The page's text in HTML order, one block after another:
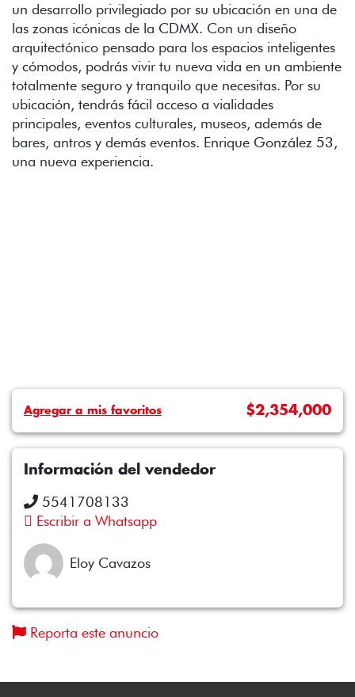
un desarrollo privilegiado por su ubicación en una de
las zonas icónicas de la CDMX. Con un diseño
arquitectónico pensado para los espacios inteligentes
y cómodos, podrás vivir tu nueva vida en un ambiente
totalmente seguro y tranquilo que necesitas. Por su
ubicación, tendrás fácil acceso a vialidades
principales, eventos culturales, museos, además de
bares, antros y demás eventos. Enrique González 53,
una nueva experiencia.
Agregar a mis favoritos $2,354,000
Información del vendedor
5541708133
Escribir a Whatsapp
Eloy Cavazos
Reporta este anuncio